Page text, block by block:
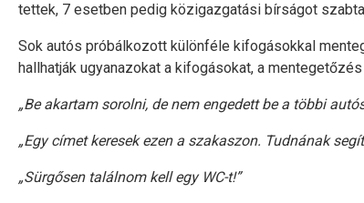
tettek, 7 esetben pedig közigazgatási bírságot
Sok autós próbálkozott különféle kifogásokkal
hallhatják ugyanazokat a kifogásokat, a
„Be akartam sorolni, de nem engedett be a többi
„Egy címet keresek ezen a szakaszon. Tudnának
„Sürgősen találnom kell egy WC-t!”